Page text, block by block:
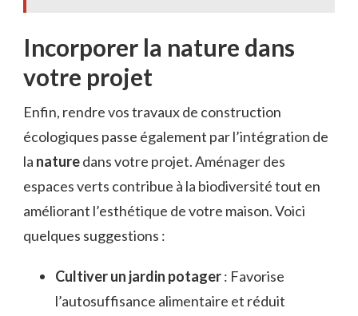
Incorporer la nature dans
votre projet
Enfin, rendre vos travaux de construction
écologiques passe également par l’intégration de
la naturedans votre projet. Aménager des
espaces verts contribue à la biodiversité tout en
améliorant l’esthétique de votre maison. Voici
quelques suggestions :
Cultiver un jardin potager: Favorise
l’autosuffisance alimentaire et réduit